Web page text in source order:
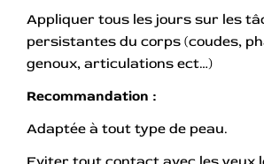
Appliquer tous les jours sur les
persistantes du corps (coudes,
genoux, articulations ect…)
Recommandation :
Adaptée à tout type de peau.